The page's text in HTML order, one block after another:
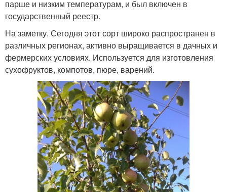
парше и низким температурам, и был включен в
государственный реестр.
На заметку. Сегодня этот сорт широко распространен в
различных регионах, активно выращивается в дачных и
фермерских условиях. Используется для изготовления
сухофруктов, компотов, пюре, варений.